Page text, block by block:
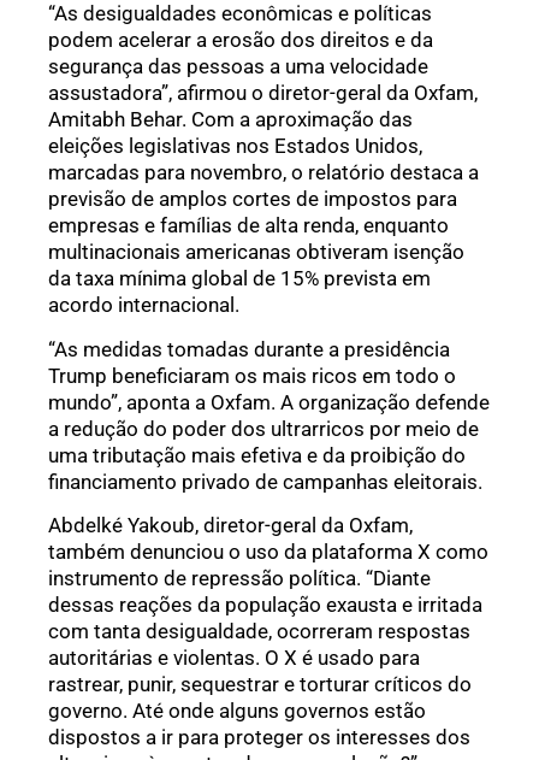
“As desigualdades econômicas e políticas
podem acelerar a erosão dos direitos e da
segurança das pessoas a uma velocidade
assustadora”, afirmou o diretor-geral da Oxfam,
Amitabh Behar. Com a aproximação das
eleições legislativas nos Estados Unidos,
marcadas para novembro, o relatório destaca a
previsão de amplos cortes de impostos para
empresas e famílias de alta renda, enquanto
multinacionais americanas obtiveram isenção
da taxa mínima global de 15% prevista em
acordo internacional.
“As medidas tomadas durante a presidência
Trump beneficiaram os mais ricos em todo o
mundo”, aponta a Oxfam. A organização defende
a redução do poder dos ultrarricos por meio de
uma tributação mais efetiva e da proibição do
financiamento privado de campanhas eleitorais.
Abdelké Yakoub, diretor-geral da Oxfam,
também denunciou o uso da plataforma X como
instrumento de repressão política. “Diante
dessas reações da população exausta e irritada
com tanta desigualdade, ocorreram respostas
autoritárias e violentas. O X é usado para
rastrear, punir, sequestrar e torturar críticos do
governo. Até onde alguns governos estão
dispostos a ir para proteger os interesses dos